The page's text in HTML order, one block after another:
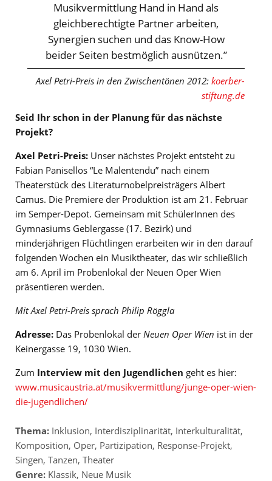
Musikvermittlung Hand in Hand als
gleichberechtigte Partner arbeiten,
Synergien suchen und das Know-How
beider Seiten bestmöglich ausnützen.”
Axel Petri-Preis in den Zwischentönen 2012:koerber-
stiftung.de
Seid Ihr schon in der Planung für das nächste
Projekt?
Axel Petri-Preis: Unser nächstes Projekt entsteht zu
Fabian Panisellos “Le Malentendu” nach einem
Theaterstück des Literaturnobelpreisträgers Albert
Camus. Die Premiere der Produktion ist am 21. Februar
im Semper-Depot. Gemeinsam mit SchülerInnen des
Gymnasiums Geblergasse (17. Bezirk) und
minderjährigen Flüchtlingen erarbeiten wir in den darauf
folgenden Wochen ein Musiktheater, das wir schließlich
am 6. April im Probenlokal der Neuen Oper Wien
präsentieren werden.
Mit Axel Petri-Preis sprach Philip Röggla
Adresse: Das Probenlokal der Neuen Oper Wien ist in der
Keinergasse 19, 1030 Wien.
Zum Interview mit den Jugendlichen geht es hier:
www.musicaustria.at/musikvermittlung/junge-oper-wien-
die-jugendlichen/
Thema: Inklusion, Interdisziplinarität, Interkulturalität,
Komposition, Oper, Partizipation, Response-Projekt,
Singen, Tanzen, Theater
Genre: Klassik, Neue Musik